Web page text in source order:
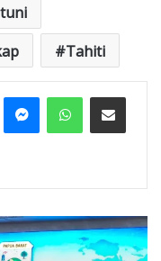
Tahiti
MessengerWhatsAppShare via Email